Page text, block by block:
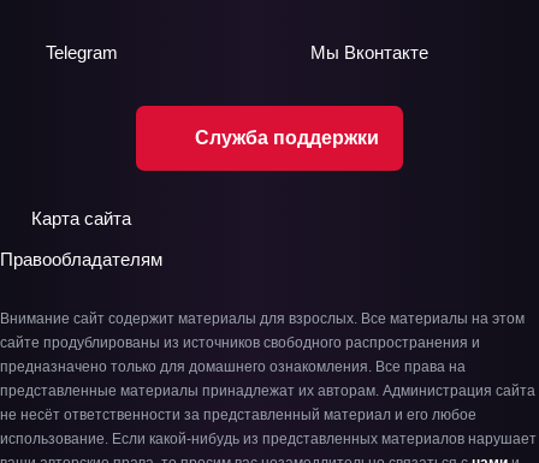
Служба поддержки
Telegram Мы Вконтакте
Карта сайта
Правообладателям
Внимание сайт содержит материалы для взрослых. Все материалы на этом
сайте продублированы из источников свободного распространения и
предназначено только для домашнего ознакомления. Все права на
представленные материалы принадлежат их авторам. Администрация сайта
не несёт ответственности за представленный материал и его любое
использование. Если какой-нибудь из представленных материалов нарушает